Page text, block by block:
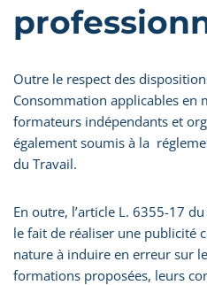
Outre le respect des
Consommation applicables en
formateurs indépendants et
également soumis à la
du Travail.
En outre, l’article L. 6355-17
le fait de réaliser une publicité
nature à induire en erreur sur
formations proposées, leurs